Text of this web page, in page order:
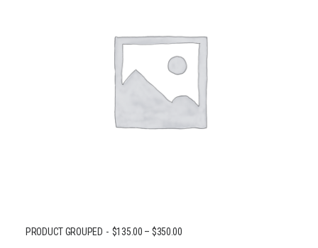
PRODUCT GROUPED $135.00 – $350.00